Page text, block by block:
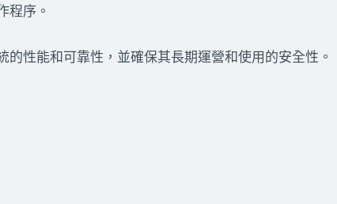
程序。
性能和可靠性，並確保其長期運營和使用的安全性。